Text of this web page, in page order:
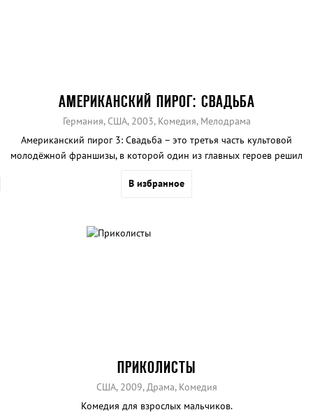
АМЕРИКАНСКИЙ ПИРОГ: СВАДЬБА
Германия, США, 2003, Комедия, Мелодрама
Американский пирог 3: Свадьба – это третья часть культовой
молодёжной франшизы, в которой один из главных героев решил
В избранное
ПРИКОЛИСТЫ
США, 2009, Драма, Комедия
Комедия для взрослых мальчиков.